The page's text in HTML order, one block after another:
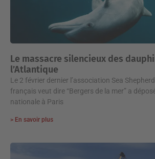
Le massacre silencieux des
l’Atlantique
Le 2 février dernier l’association Sea
français veut dire “Bergers de la mer” a
nationale à Paris
> En savoir plus